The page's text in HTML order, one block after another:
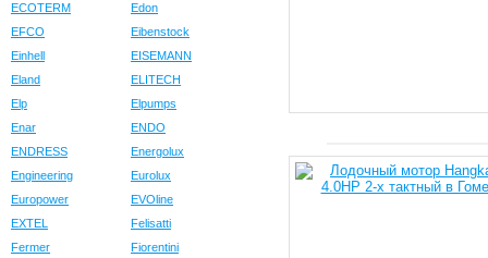
ECOTERM
Edon
EFCO
Eibenstock
Einhell
EISEMANN
Eland
ELITECH
Elp
Elpumps
Enar
ENDO
ENDRESS
Energolux
Engineering
Eurolux
Europower
EVOline
EXTEL
Felisatti
Fermer
Fiorentini